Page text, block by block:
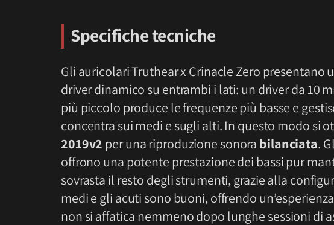
Specifiche tecniche
Gli auricolari Truthear x Crinacle Zero presentano
driver dinamico su entrambi i lati: un driver da 10
più piccolo produce le frequenze più basse e
concentra sui medi e sugli alti. In questo modo si
2019v2 per una riproduzione sonora bilanciata.
offrono una potente prestazione dei bassi pur
sovrasta il resto degli strumenti, grazie alla
medi e gli acuti sono buoni, offrendo
non si affatica nemmeno dopo lunghe sessioni di